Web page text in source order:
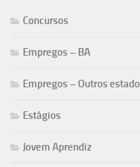
Concursos
Empregos – BA
Empregos – Outros
Estágios
Jovem Aprendiz